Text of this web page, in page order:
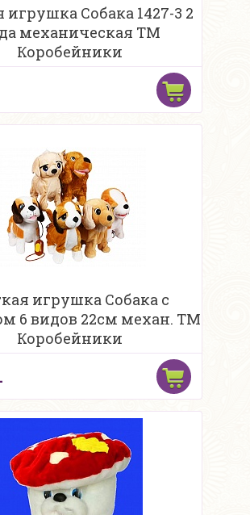
Собака 1427-3 2
механическая ТМ
Коробейники
игрушка Собака с
6 видов 22см механ. ТМ
Коробейники